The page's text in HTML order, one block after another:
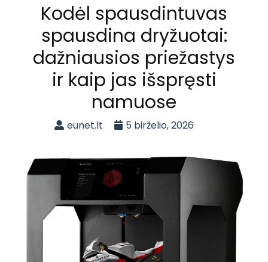
Kodėl spausdintuvas
spausdina dryžuotai:
dažniausios priežastys
ir kaip jas išspręsti
namuose
eunet.lt 5 birželio, 2026